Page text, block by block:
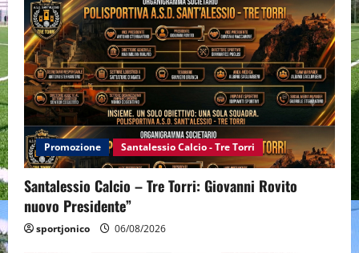
Promozione Santalessio Calcio - Tre Torri
Santalessio Calcio – Tre Torri: Giovanni Rovito
nuovo Presidente”
sportjonico 06/08/2026